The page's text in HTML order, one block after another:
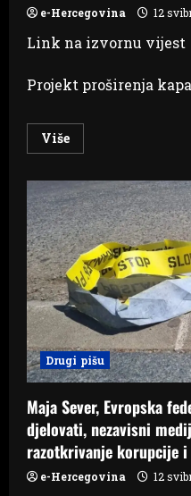
e-Hercegovina 12
Link na izvornu vijest
Projekt proširenja
VišeRead
more
okončani
radovi
na
proširenju
kapaciteta
Graničnog
prijelaza
Gorica
–
Vinjani
Donji
Drugi pišu
Maja Sever, Evropska
djelovati, nezavisni
razotkrivanje korupcije i
e-Hercegovina 12